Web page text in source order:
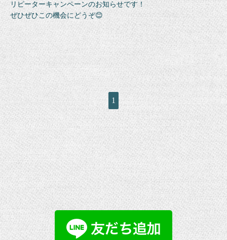
リピーターキャンペーンのお知らせです！
ぜひぜひこの機会にどうぞ😊
1